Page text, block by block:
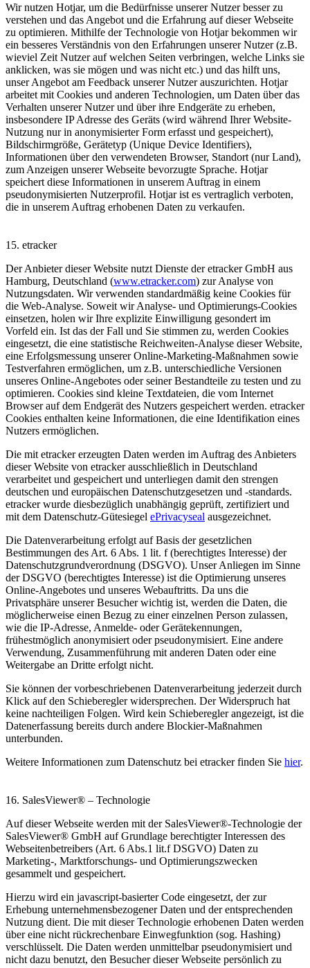
Wir nutzen Hotjar, um die Bedürfnisse unserer Nutzer besser zu
verstehen und das Angebot und die Erfahrung auf dieser Webseite
zu optimieren. Mithilfe der Technologie von Hotjar bekommen wir
ein besseres Verständnis von den Erfahrungen unserer Nutzer (z.B.
wieviel Zeit Nutzer auf welchen Seiten verbringen, welche Links sie
anklicken, was sie mögen und was nicht etc.) und das hilft uns,
unser Angebot am Feedback unserer Nutzer auszurichten. Hotjar
arbeitet mit Cookies und anderen Technologien, um Daten über das
Verhalten unserer Nutzer und über ihre Endgeräte zu erheben,
insbesondere IP Adresse des Geräts (wird während Ihrer Website-
Nutzung nur in anonymisierter Form erfasst und gespeichert),
Bildschirmgröße, Gerätetyp (Unique Device Identifiers),
Informationen über den verwendeten Browser, Standort (nur Land),
zum Anzeigen unserer Webseite bevorzugte Sprache. Hotjar
speichert diese Informationen in unserem Auftrag in einem
pseudonymisierten Nutzerprofil. Hotjar ist es vertraglich verboten,
die in unserem Auftrag erhobenen Daten zu verkaufen.
15. etracker
Der Anbieter dieser Website nutzt Dienste der etracker GmbH aus
Hamburg, Deutschland (www.etracker.com) zur Analyse von
Nutzungsdaten. Wir verwenden standardmäßig keine Cookies für
die Web-Analyse. Soweit wir Analyse- und Optimierungs-Cookies
einsetzen, holen wir Ihre explizite Einwilligung gesondert im
Vorfeld ein. Ist das der Fall und Sie stimmen zu, werden Cookies
eingesetzt, die eine statistische Reichweiten-Analyse dieser Website,
eine Erfolgsmessung unserer Online-Marketing-Maßnahmen sowie
Testverfahren ermöglichen, um z.B. unterschiedliche Versionen
unseres Online-Angebotes oder seiner Bestandteile zu testen und zu
optimieren. Cookies sind kleine Textdateien, die vom Internet
Browser auf dem Endgerät des Nutzers gespeichert werden. etracker
Cookies enthalten keine Informationen, die eine Identifikation eines
Nutzers ermöglichen.
Die mit etracker erzeugten Daten werden im Auftrag des Anbieters
dieser Website von etracker ausschließlich in Deutschland
verarbeitet und gespeichert und unterliegen damit den strengen
deutschen und europäischen Datenschutzgesetzen und -standards.
etracker wurde diesbezüglich unabhängig geprüft, zertifiziert und
mit dem Datenschutz-Gütesiegel ePrivacyseal ausgezeichnet.
Die Datenverarbeitung erfolgt auf Basis der gesetzlichen
Bestimmungen des Art. 6 Abs. 1 lit. f (berechtigtes Interesse) der
Datenschutzgrundverordnung (DSGVO). Unser Anliegen im Sinne
der DSGVO (berechtigtes Interesse) ist die Optimierung unseres
Online-Angebotes und unseres Webauftritts. Da uns die
Privatsphäre unserer Besucher wichtig ist, werden die Daten, die
möglicherweise einen Bezug zu einer einzelnen Person zulassen,
wie die IP-Adresse, Anmelde- oder Gerätekennungen,
frühestmöglich anonymisiert oder pseudonymisiert. Eine andere
Verwendung, Zusammenführung mit anderen Daten oder eine
Weitergabe an Dritte erfolgt nicht.
Sie können der vorbeschriebenen Datenverarbeitung jederzeit durch
Klick auf den Schieberegler widersprechen. Der Widerspruch hat
keine nachteiligen Folgen. Wird kein Schieberegler angezeigt, ist die
Datenerfassung bereits durch andere Blockier-Maßnahmen
unterbunden.
Weitere Informationen zum Datenschutz bei etracker finden Sie hier.
16. SalesViewer® – Technologie
Auf dieser Webseite werden mit der SalesViewer®-Technologie der
SalesViewer® GmbH auf Grundlage berechtigter Interessen des
Webseitenbetreibers (Art. 6 Abs.1 lit.f DSGVO) Daten zu
Marketing-, Marktforschungs- und Optimierungszwecken
gesammelt und gespeichert.
Hierzu wird ein javascript-basierter Code eingesetzt, der zur
Erhebung unternehmensbezogener Daten und der entsprechenden
Nutzung dient. Die mit dieser Technologie erhobenen Daten werden
über eine nicht rückrechenbare Einwegfunktion (sog. Hashing)
verschlüsselt. Die Daten werden unmittelbar pseudonymisiert und
nicht dazu benutzt, den Besucher dieser Webseite persönlich zu